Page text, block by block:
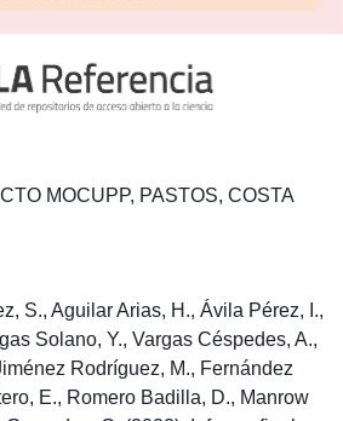
MOCUPP, PASTOS, COSTA
S., Aguilar Arias, H., Ávila Pérez, I.,
Solano, Y., Vargas Céspedes, A.,
Rodríguez, M., Fernández
E., Romero Badilla, D., Manrow